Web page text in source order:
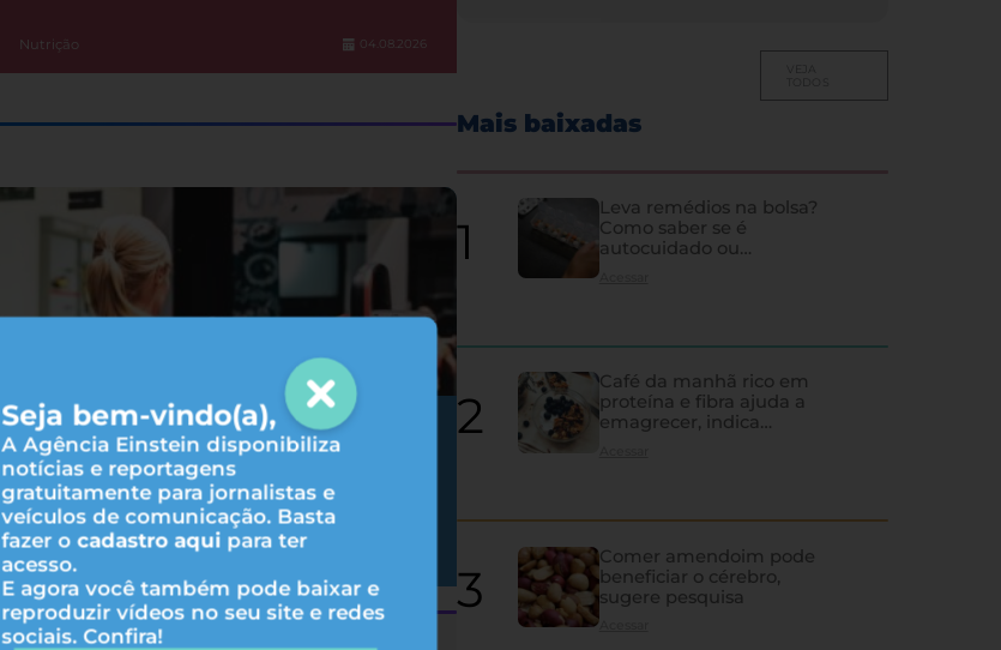
Seja bem-vindo(a),
A Agência Einstein disponibiliza
notícias e reportagens
gratuitamente para jornalistas e
veículos de comunicação. Basta
fazer ocadastro aqui para ter
acesso.
E agora você também pode baixar e
reproduzir vídeos no seu site e redes
sociais. Confira!
Nutrição 04.08.2026
Hipertrofia: 6 fatores que influenciam
nos resultados do treino
Atividade física
Mais baixadas
Leva remédios na bolsa?
Como saber se é
autocuidado ou
hipocondria
Acessar
Café da manhã rico em
proteína e fibra ajuda a
emagrecer, indica
Comer amendoim pode
beneficiar o cérebro,
sugere pesquisa
Acessar